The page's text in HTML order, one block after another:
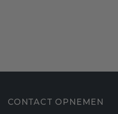
CONTACT OPNEMEN